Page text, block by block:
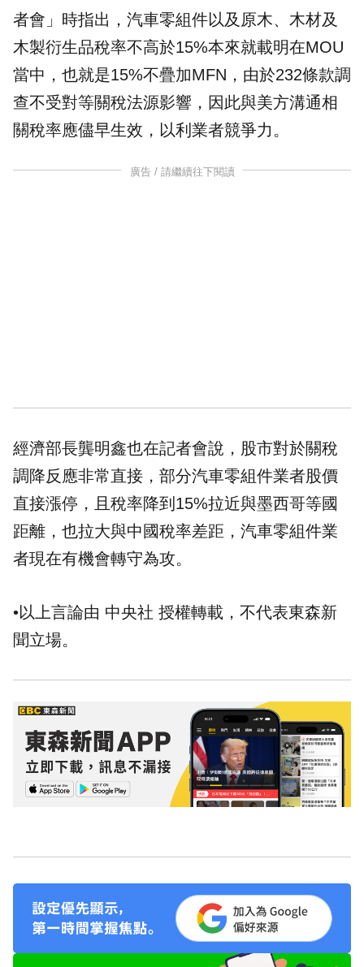
者會」時指出，汽車零組件以及原木、木材及
木製衍生品稅率不高於15%本來就載明在MOU
當中，也就是15%不疊加MFN，由於232條款調
查不受對等關稅法源影響，因此與美方溝通相
關稅率應儘早生效，以利業者競爭力。
廣告 / 請繼續往下閱讀
經濟部長龔明鑫也在記者會說，股市對於關稅
調降反應非常直接，部分汽車零組件業者股價
直接漲停，且稅率降到15%拉近與墨西哥等國
距離，也拉大與中國稅率差距，汽車零組件業
者現在有機會轉守為攻。
•以上言論由 中央社 授權轉載，不代表東森新
聞立場。